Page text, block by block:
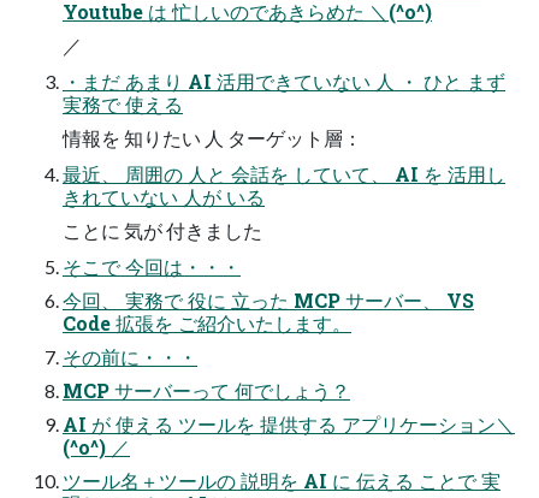
Youtube は​ 忙しいのであきらめた​ ＼(^o^)
／
・まだ​ あまり​ AI 活用できていない​ 人 ・​ ひと​ まず​
実務で​ 使える​
情報を​ 知りたい​ 人 ターゲット層：
最近、​ 周囲の​ 人と​ 会話を​ していて、​ AI を​ 活用し
きれていない​ 人が​ いる​
ことに​ 気が​ 付きました​
そこで​ 今回は・・・​
今回、​ 実務で​ 役に​ 立った​ MCP サーバー、​ VS
Code 拡張を​ ご紹介いたします。​
その前に・・・​
MCP サーバーって​ 何でしょう？​
AI が​ 使える​ ツールを​ 提供する​ アプリケーション＼
(^o^) ／
ツール名＋ツールの​ 説明を​ AI に​ 伝える​ ことで​ 実